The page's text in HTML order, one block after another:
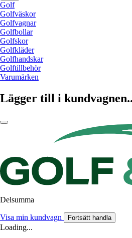
Golf
Golfväskor
Golfvagnar
Golfbollar
Golfskor
Golfkläder
Golfhandskar
Golftillbehör
Varumärken
Lägger till i
Delsumma
Visa min kundvagn Fortsätt handla
Loading...